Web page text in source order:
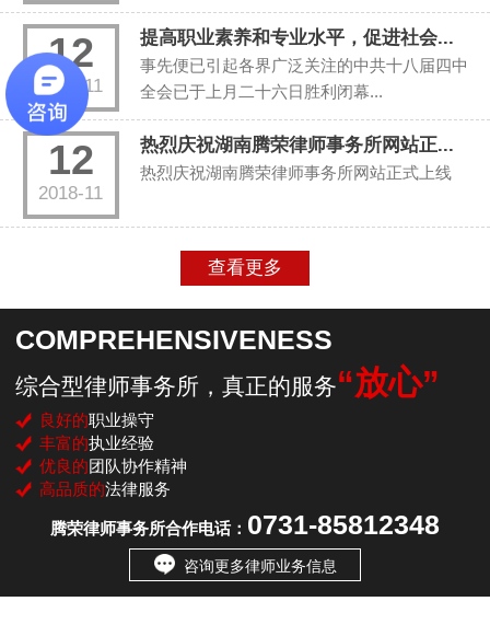
12
2018-11
提高职业素养和专业水平，促进社会...
事先便已引起各界广泛关注的中共十八届四中
全会已于上月二十六日胜利闭幕...
12
2018-11
热烈庆祝湖南腾荣律师事务所网站正...
热烈庆祝湖南腾荣律师事务所网站正式上线
查看更多
COMPREHENSIVENESS
综合型律师事务所，真正的服务“放心”
良好的职业操守
丰富的执业经验
优良的团队协作精神
高品质的法律服务
腾荣律师事务所合作电话： 0731-85812348
咨询更多律师业务信息